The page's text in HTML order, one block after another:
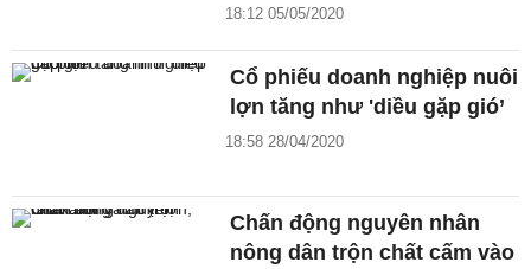
18:12 05/05/2020
Cổ phiếu doanh nghiệp nuôi
lợn tăng như 'diều gặp gió’
18:58 28/04/2020
Chấn động nguyên nhân
nông dân trộn chất cấm vào